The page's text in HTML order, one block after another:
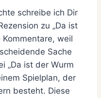
schreibe ich Dir
zu „Da ist
Kommentare, weil
Sache
„Da ist der Wurm
Spielplan, der
besteht. Diese